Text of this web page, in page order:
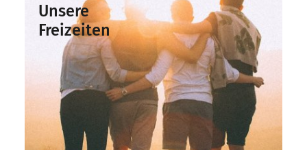
Unsere
Freizeiten